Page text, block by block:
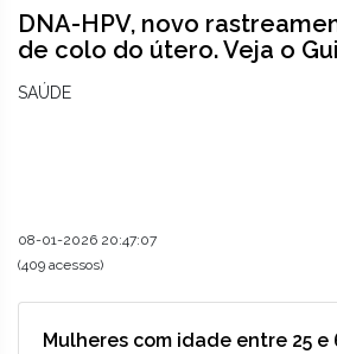
DNA-HPV, novo
de colo do útero. Veja o
SAÚDE
08-01-2026 20:47:07
(409 acessos)
Mulheres com idade entre 25 e